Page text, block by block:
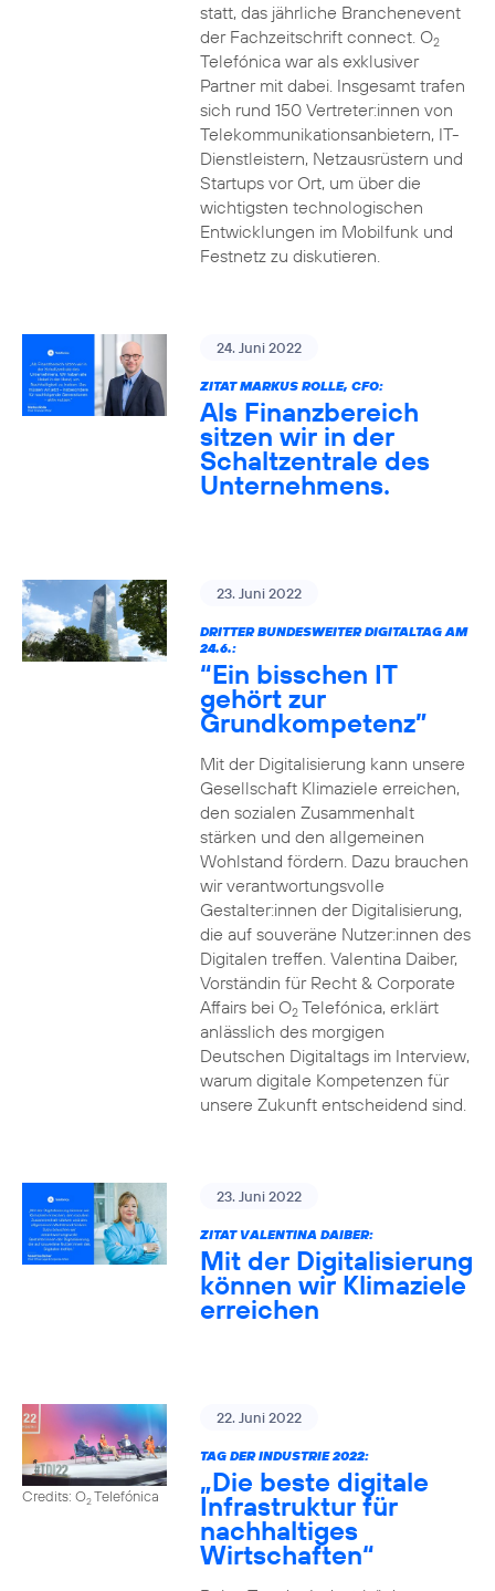
statt, das jährliche Branchenevent
der Fachzeitschrift connect. O2
Telefónica war als exklusiver
Partner mit dabei. Insgesamt trafen
sich rund 150 Vertreter:innen von
Telekommunikationsanbietern, IT-
Dienstleistern, Netzausrüstern und
Startups vor Ort, um über die
wichtigsten technologischen
Entwicklungen im Mobilfunk und
Festnetz zu diskutieren.
24. Juni 2022
ZITAT MARKUS ROLLE, CFO:
Als Finanzbereich
sitzen wir in der
Schaltzentrale des
Unternehmens.
23. Juni 2022
DRITTER BUNDESWEITER DIGITALTAG AM
24.6.:
“Ein bisschen IT
gehört zur
Grundkompetenz”
Mit der Digitalisierung kann unsere
Gesellschaft Klimaziele erreichen,
den sozialen Zusammenhalt
stärken und den allgemeinen
Wohlstand fördern. Dazu brauchen
wir verantwortungsvolle
Gestalter:innen der Digitalisierung,
die auf souveräne Nutzer:innen des
Digitalen treffen. Valentina Daiber,
Vorständin für Recht & Corporate
Affairs bei O2Telefónica, erklärt
anlässlich des morgigen
Deutschen Digitaltags im Interview,
warum digitale Kompetenzen für
unsere Zukunft entscheidend sind.
23. Juni 2022
ZITAT VALENTINA DAIBER:
Mit der Digitalisierung
können wir Klimaziele
erreichen
Credits: O2Telefónica
22. Juni 2022
TAG DER INDUSTRIE 2022:
„Die beste digitale
Infrastruktur für
nachhaltiges
Wirtschaften“